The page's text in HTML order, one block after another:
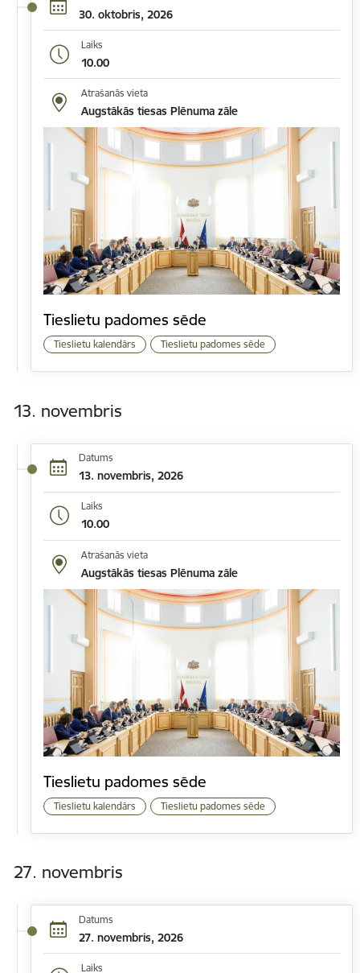
30. oktobris, 2026
Laiks
10.00
Atrašanās vieta
Augstākās tiesas Plēnuma zāle
Tieslietu padomes sēde
Tieslietu kalendārs Tieslietu padomes sēde
13. novembris
Datums
13. novembris, 2026
Laiks
10.00
Atrašanās vieta
Augstākās tiesas Plēnuma zāle
Tieslietu padomes sēde
Tieslietu kalendārs Tieslietu padomes sēde
27. novembris
Datums
27. novembris, 2026
Laiks